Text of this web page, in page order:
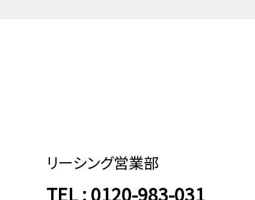
リーシング営業部
TEL : 0120-983-031